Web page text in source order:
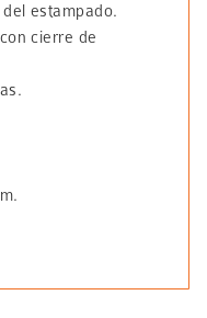
estampado.
cierre de